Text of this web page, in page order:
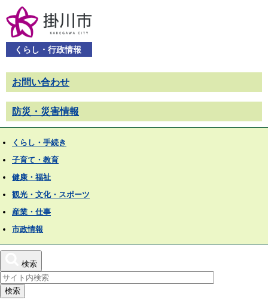
くらし・行政情報
お問い合わせ
防災・災害情報
くらし・手続き
子育て・教育
健康・福祉
観光・文化・スポーツ
産業・仕事
市政情報
検索
検索